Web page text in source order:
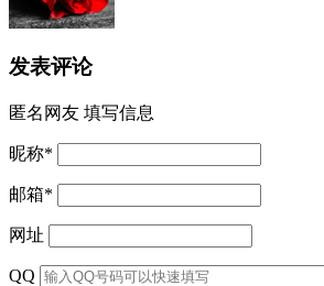
发表评论
匿名网友 填写信息
昵称*
邮箱*
网址
QQ